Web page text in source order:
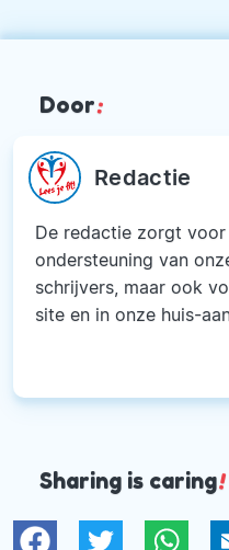
Door:
Redactie
De redactie zorgt
ondersteuning van
schrijvers, maar ook
site en in onze huis-
Sharing is caring!